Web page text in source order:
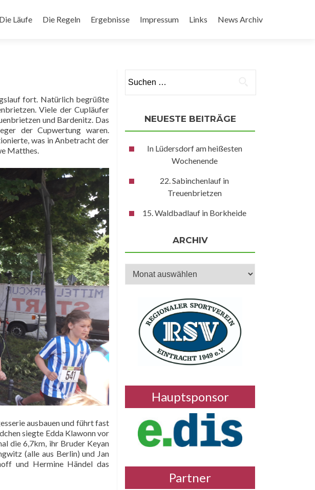
Die Läufe Die Regeln Ergebnisse Impressum Links News Archiv
fort. Natürlich begrüßte
Viele der Cupläufer
und Bardenitz. Das
der Cupwertung waren.
was in Anbetracht der
Matthes.
ausbauen und führt fast
siegte Edda Klawonn vor
die 6,7km, ihr Bruder Keyan
(alle aus Berlin) und Jan
und Hermine Händel das
nach:
NEUESTE BEITRÄGE
In Lüdersdorf am heißesten
Wochenende
22. Sabinchenlauf in
Treuenbrietzen
15. Waldbadlauf in Borkheide
ARCHIV
Archiv
Hauptsponsor
Partner